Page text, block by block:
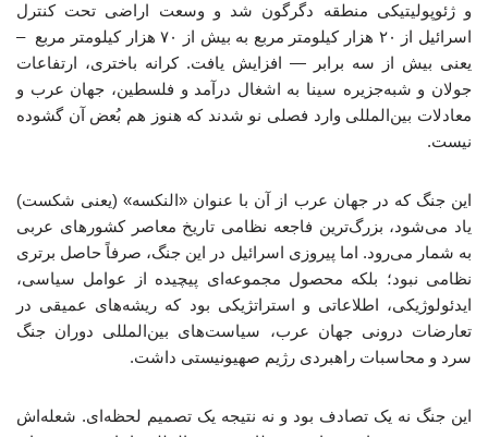
و ژئوپولیتیکی منطقه دگرگون شد و وسعت اراضی تحت کنترل
اسرائیل از ۲۰ هزار کیلومتر مربع به بیش از ۷۰ هزار کیلومتر مربع –
یعنی بیش از سه برابر — افزایش یافت. کرانه باختری، ارتفاعات
جولان و شبه‌جزیره سینا به اشغال درآمد و فلسطین، جهان عرب و
معادلات بین‌المللی وارد فصلی نو شدند که هنوز هم بُعض آن گشوده
نیست.
این جنگ که در جهان عرب از آن با عنوان «النکسه» (یعنی شکست)
یاد می‌شود، بزرگ‌ترین فاجعه نظامی تاریخ معاصر کشورهای عربی
به شمار می‌رود. اما پیروزی اسرائیل در این جنگ، صرفاً حاصل برتری
نظامی نبود؛ بلکه محصول مجموعه‌ای پیچیده از عوامل سیاسی،
ایدئولوژیکی، اطلاعاتی و استراتژیکی بود که ریشه‌های عمیقی در
تعارضات درونی جهان عرب، سیاست‌های بین‌المللی دوران جنگ
سرد و محاسبات راهبردی رژیم صهیونیستی داشت.
این جنگ نه یک تصادف بود و نه نتیجه یک تصمیم لحظه‌ای. شعله‌اش